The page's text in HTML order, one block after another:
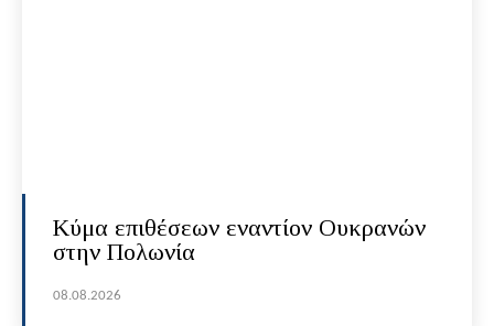
Κύμα επιθέσεων εναντίον Ουκρανών
στην Πολωνία
08.08.2026